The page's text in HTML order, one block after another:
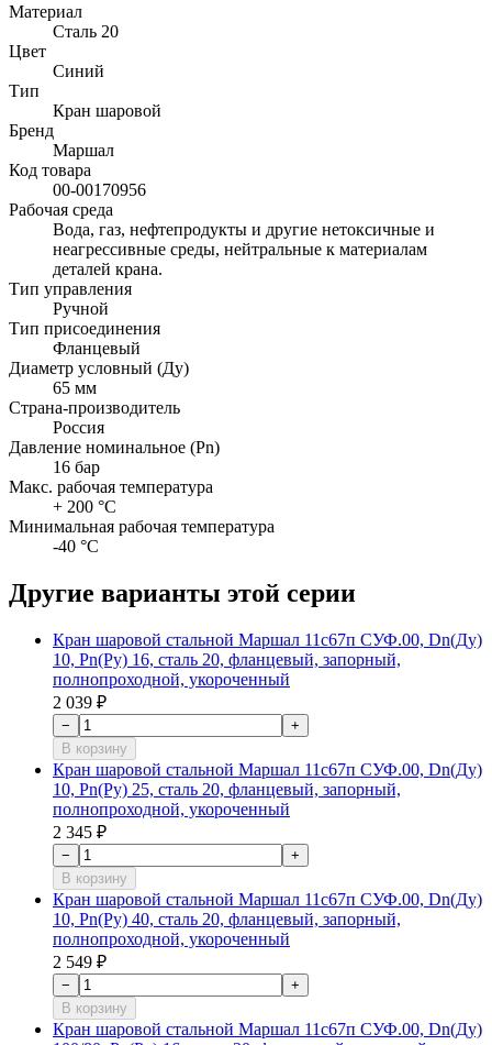
Материал
Сталь 20
Цвет
Синий
Тип
Кран шаровой
Бренд
Маршал
Код товара
00-00170956
Рабочая среда
Вода, газ, нефтепродукты и другие нетоксичные и
неагрессивные среды, нейтральные к материалам
деталей крана.
Тип управления
Ручной
Тип присоединения
Фланцевый
Диаметр условный (Ду)
65 мм
Страна-производитель
Россия
Давление номинальное (Pn)
16 бар
Макс. рабочая температура
+ 200 °C
Минимальная рабочая температура
-40 °C
Другие варианты этой серии
Кран шаровой стальной Маршал 11с67п СУФ.00, Dn(Ду)
10, Рn(Ру) 16, сталь 20, фланцевый, запорный,
полнопроходной, укороченный
2 039 ₽
−
+
В корзину
Кран шаровой стальной Маршал 11с67п СУФ.00, Dn(Ду)
10, Рn(Ру) 25, сталь 20, фланцевый, запорный,
полнопроходной, укороченный
2 345 ₽
−
+
В корзину
Кран шаровой стальной Маршал 11с67п СУФ.00, Dn(Ду)
10, Рn(Ру) 40, сталь 20, фланцевый, запорный,
полнопроходной, укороченный
2 549 ₽
−
+
В корзину
Кран шаровой стальной Маршал 11с67п СУФ.00, Dn(Ду)